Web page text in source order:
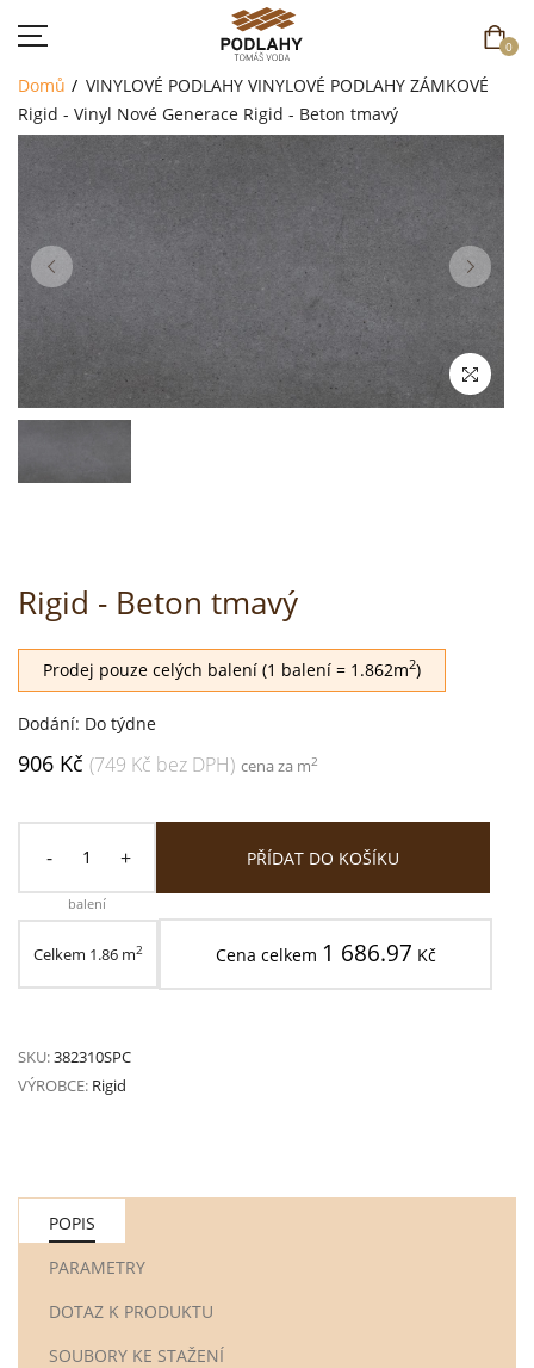
0
DOMŮ
SORTIMENT
AKCE
CENÍK
REFERENCE
Domů VINYLOVÉ PODLAHY VINYLOVÉ PODLAHY ZÁMKOVÉ
Rigid - Vinyl Nové Generace Rigid - Beton tmavý
Rigid - Beton tmavý
Prodej pouze celých balení (1 balení = 1.862m2)
Dodání: Do týdne
906 Kč (749 Kč bez DPH) cena za m2
- +
balení
PŘÍDAT DO KOŠÍKU
Celkem 1.86 m2 Cena celkem 1 686.97 Kč
SKU:382310SPC
VÝROBCE: Rigid
POPIS
PARAMETRY
DOTAZ K PRODUKTU
SOUBORY KE STAŽENÍ